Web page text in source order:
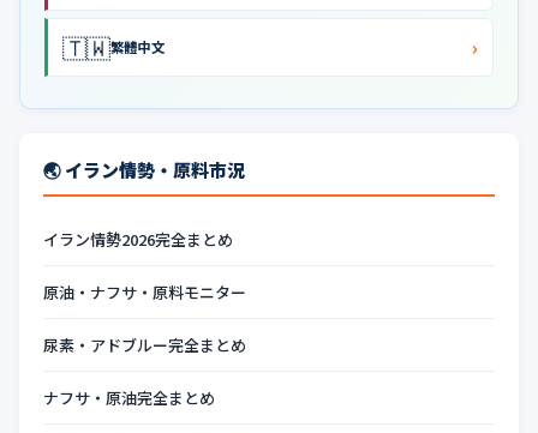
🇹🇼繁體中文 ›
🌏 イラン情勢・原料市況
イラン情勢2026完全まとめ
原油・ナフサ・原料モニター
尿素・アドブルー完全まとめ
ナフサ・原油完全まとめ